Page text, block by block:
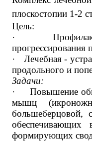
плоскостопии 1-2
Цель:
·
прогрессирования
·
Лечебная -
продольного и
Задачи:
·
Повышение
мышц
большеберцовой,
обеспечивающих
формирующих